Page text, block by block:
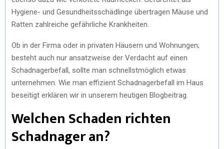
Hygiene- und Gesundheitsschädlinge übertragen Mäuse und
Ratten zahlreiche gefährliche Krankheiten.
Ob in der Firma oder in privaten Häusern und Wohnungen;
besteht auch nur ansatzweise der Verdacht auf einen
Schadnagerbefall, sollte man schnellstmöglich etwas
unternehmen. Wie man effizient Schadnagerbefall im Haus
beseitigt erklären wir in unserem heutigen Blogbeitrag.
Welchen Schaden richten
Schadnager an?